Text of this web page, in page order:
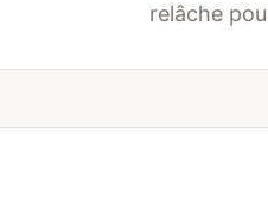
relâche